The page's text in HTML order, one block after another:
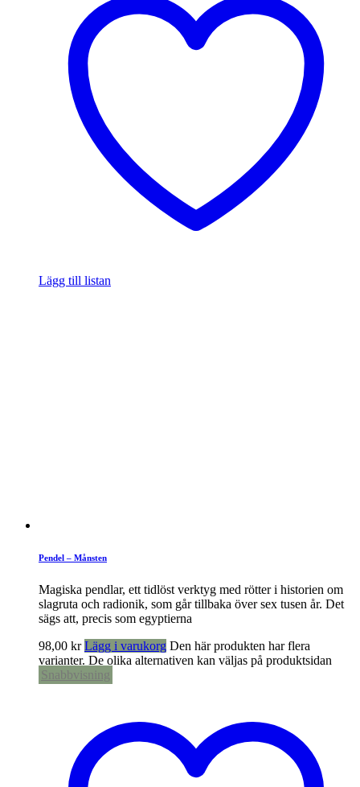
Lägg till listan
Pendel – Månsten
Magiska pendlar, ett tidlöst verktyg med rötter i historien om
slagruta och radionik, som går tillbaka över sex tusen år. Det
sägs att, precis som egyptierna
98,00 kr Lägg i varukorg Den här produkten har flera
varianter. De olika alternativen kan väljas på produktsidan
Snabbvisning